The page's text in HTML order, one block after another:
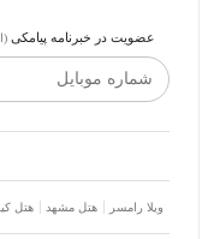
عضویت در خبرنامه پیامکی
شماره موبایل
ویلا رامسر هتل مشهد هتل